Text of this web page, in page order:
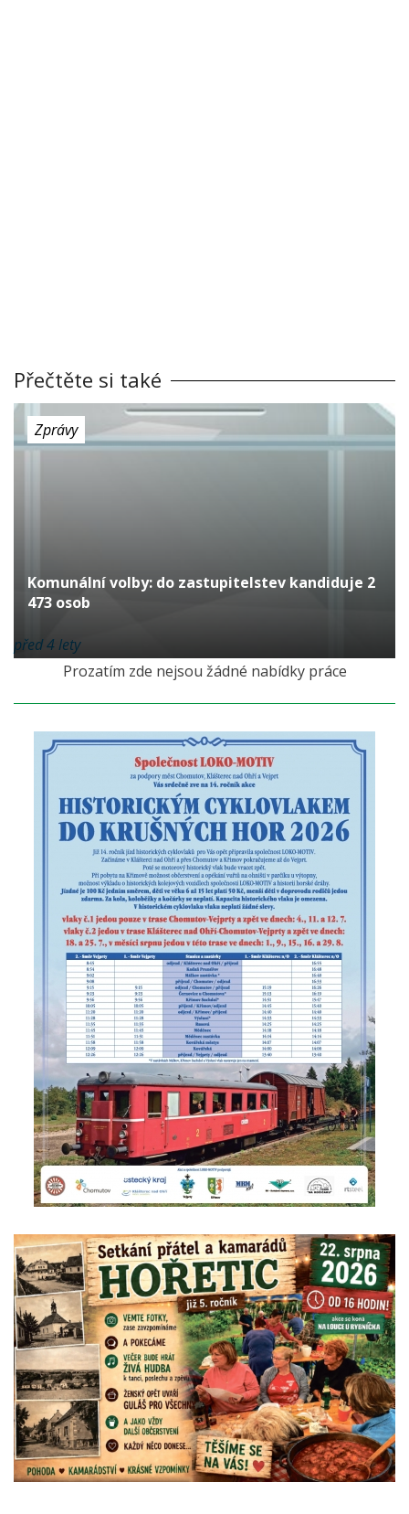
Přečtěte si také
Zprávy
Komunální volby: do zastupitelstev kandiduje 2
473 osob
před 4 lety
Prozatím zde nejsou žádné nabídky práce